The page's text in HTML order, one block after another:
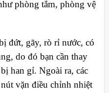
phòng tắm, phòng vệ
đứt, gãy, rò rỉ nước, có
do đó bạn cần thay
han gỉ. Ngoài ra, các
vặn điều chỉnh nhiệt